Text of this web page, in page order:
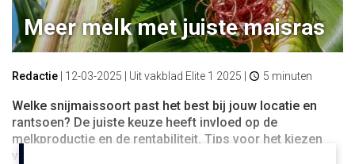
Meer melk met juiste maisras
Redactie 12-03-2025 | Uit vakblad Elite 1 2025 | 5 minuten
Welke snijmaissoort past het best bij jouw locatie en
rantsoen? De juiste keuze heeft invloed op de
melkproductie en de rentabiliteit. Tips voor het kiezen
van geschikt maiszaaigoed.